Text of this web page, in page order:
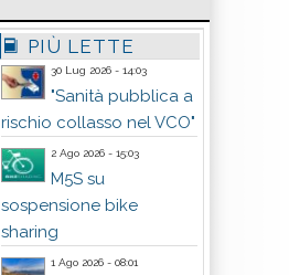
PIÙ LETTE
30 Lug 2026 - 14:03
"Sanità pubblica a
rischio collasso nel VCO"
2 Ago 2026 - 15:03
M5S su
sospensione bike
sharing
1 Ago 2026 - 08:01